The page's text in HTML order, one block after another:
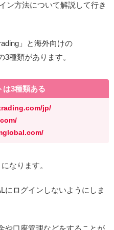
ン方法について解説して行き
」と海外向けの
3種類があります。
3種類ある
jp/
なります。
にログインしないようにしま
や口座管理などをすることが